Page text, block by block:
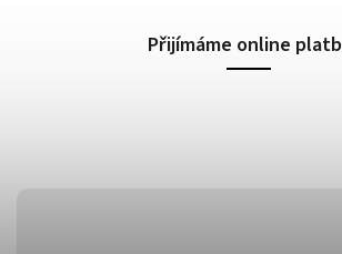
Přijímáme online